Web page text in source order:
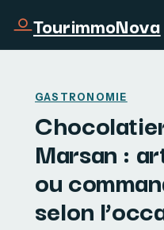
TourimmoNova
GASTRONOMIE
Marsan :
ou
selon